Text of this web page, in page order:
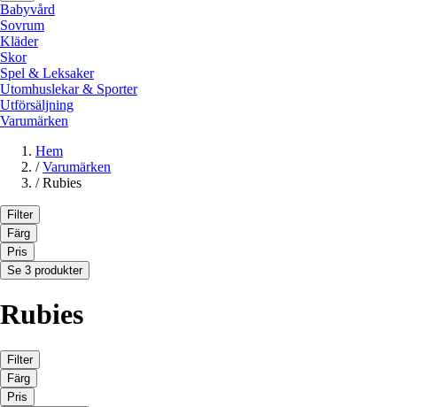
Babyvård
Sovrum
Kläder
Skor
Spel & Leksaker
Utomhuslekar & Sporter
Utförsäljning
Varumärken
Hem
/ Varumärken
/ Rubies
Filter
Färg
Pris
Se 3 produkter
Rubies
Filter
Färg
Pris